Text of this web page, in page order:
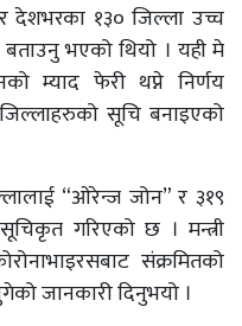
देशभरका १३० जिल्ला उच्च
भएको थियो । यही मे
म्याद फेरी थप्ने निर्णय
सूचि बनाइएको
“ओरेन्ज जोन” र ३१९
गरिएको छ । मन्त्री
संक्रमितको
जानकारी दिनुभयो ।